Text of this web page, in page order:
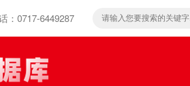
：0717-6449287